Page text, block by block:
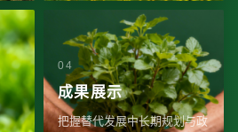
成果展示
把握替代发展中长期规划与政